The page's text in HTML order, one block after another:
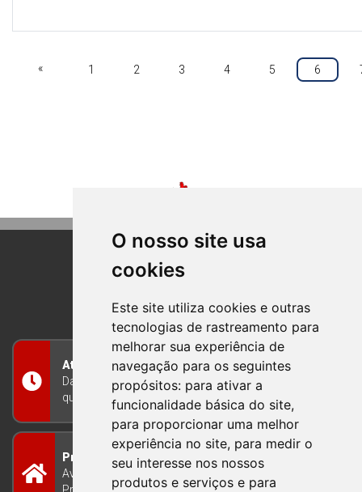
O nosso site usa
cookies
Este site utiliza cookies e outras
tecnologias de rastreamento para
melhorar sua experiência de
navegação para os seguintes
propósitos: para ativar a
funcionalidade básica do site,
para proporcionar uma melhor
experiência no site, para medir o
seu interesse nos nossos
produtos e serviços e para
« 1 2 3 4 5 6
BOM PRINCIPIO
RIO GRANDE DO SUL
Atendimento
Das 8h às 12h e das 13h às 17h30, de segunda a
quinta-feira, e nas sextas-feiras das 7h às 13h
Prefeitura Municipal
Avenida Guilherme Winter 65 - Centro Bom